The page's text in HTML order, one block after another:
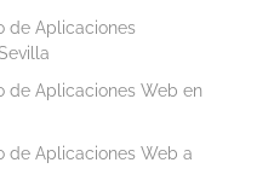
de Aplicaciones
de Aplicaciones Web en
de Aplicaciones Web a